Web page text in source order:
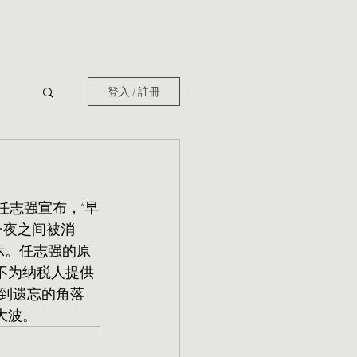
登入 / 註冊
志强宣布，“早
之间被消
。任志强的原
为纳税人提供
遗忘的角落
。